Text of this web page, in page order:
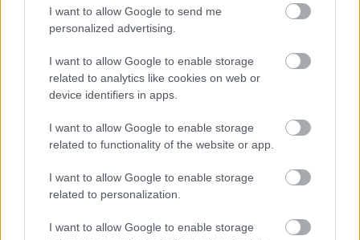
I want to allow Google to send me
personalized advertising.
I want to allow Google to enable storage
related to analytics like cookies on web or
device identifiers in apps.
I want to allow Google to enable storage
related to functionality of the website or app.
I want to allow Google to enable storage
related to personalization.
I want to allow Google to enable storage
Ominaisuudet
Hinnat
Tuki
Yritys
Yhteistyöt